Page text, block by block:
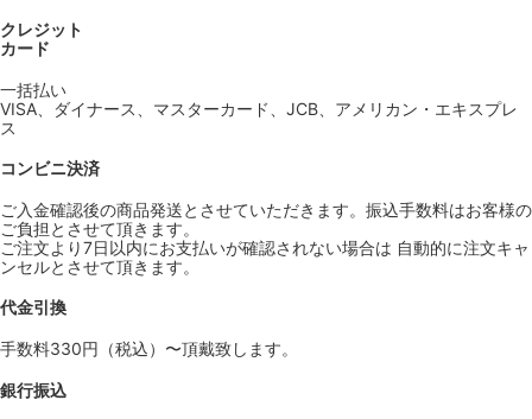
クレジット
カード
一括払い
VISA、ダイナース、マスターカード、JCB、アメリカン・エキスプレ
ス
コンビニ決済
ご入金確認後の商品発送とさせていただきます。振込手数料はお客様の
ご負担とさせて頂きます。
ご注文より7日以内にお支払いが確認されない場合は 自動的に注文キャ
ンセルとさせて頂きます。
代金引換
手数料330円（税込）〜頂戴致します。
銀行振込